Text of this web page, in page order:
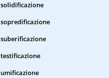
solidificazione
sopredificazione
suberificazione
testificazione
umificazione